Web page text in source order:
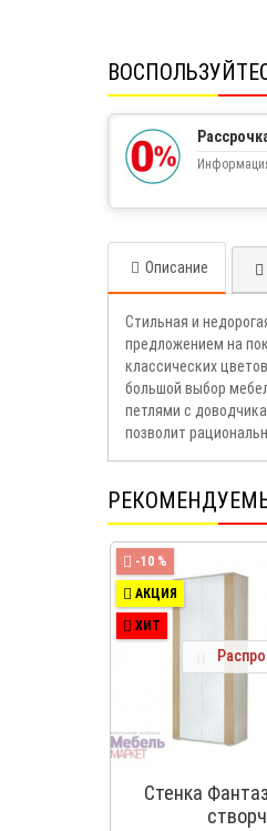
Описание
Стильная и
предложением на
классических
большой выбор
петлями с
позволит
-10 %
АКЦИЯ
ХИТ
Стенка